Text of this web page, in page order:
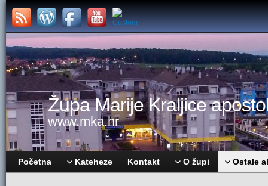
Župa Marije Kraljice
www.mka.hr
Početna Kateheze Kontakt O župi Ostale